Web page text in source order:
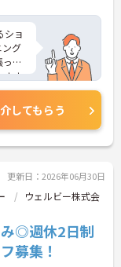
ショ
ング
て
すす
お伝
してもらう
更新日：2026年06月30日
ウェルビー株式会
み◎週休2日制
募集！